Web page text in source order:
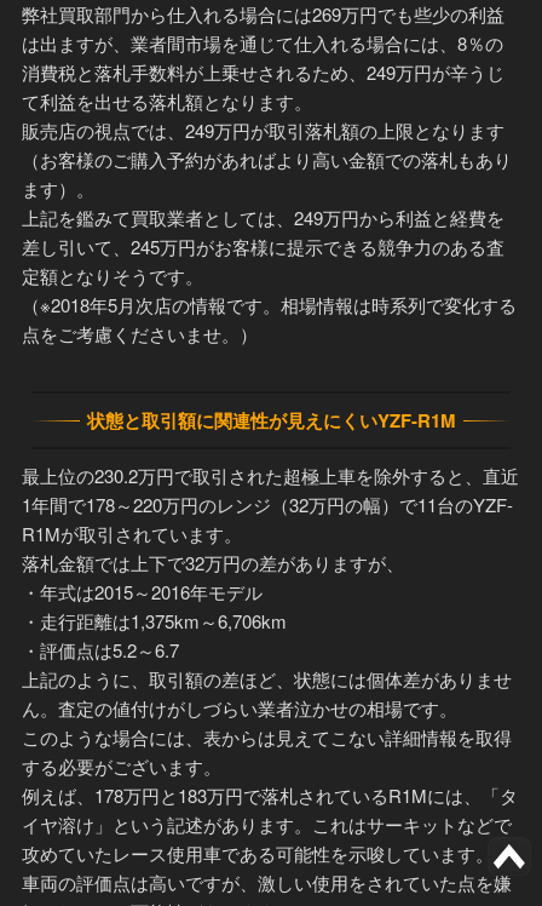
弊社買取部門から仕入れる場合には269万円でも些少の利益
は出ますが、業者間市場を通じて仕入れる場合には、8％の
消費税と落札手数料が上乗せされるため、249万円が辛うじ
て利益を出せる落札額となります。
販売店の視点では、249万円が取引落札額の上限となります
（お客様のご購入予約があればより高い金額での落札もあり
ます）。
上記を鑑みて買取業者としては、249万円から利益と経費を
差し引いて、245万円がお客様に提示できる競争力のある査
定額となりそうです。
（※2018年5月次店の情報です。相場情報は時系列で変化する
点をご考慮くださいませ。）
状態と取引額に関連性が見えにくいYZF-R1M
最上位の230.2万円で取引された超極上車を除外すると、直近
1年間で178～220万円のレンジ（32万円の幅）で11台のYZF-
R1Mが取引されています。
落札金額では上下で32万円の差がありますが、
・年式は2015～2016年モデル
・走行距離は1,375km～6,706km
・評価点は5.2～6.7
上記のように、取引額の差ほど、状態には個体差がありませ
ん。査定の値付けがしづらい業者泣かせの相場です。
このような場合には、表からは見えてこない詳細情報を取得
する必要がございます。
例えば、178万円と183万円で落札されているR1Mには、「タ
イヤ溶け」という記述があります。これはサーキットなどで
攻めていたレース使用車である可能性を示唆しています。
車両の評価点は高いですが、激しい使用をされていた点を嫌